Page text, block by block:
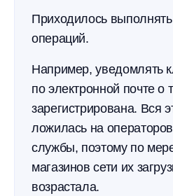
Приходилось
операций.
Например, уведомлять
по электронной почте о
зарегистрирована. Вся
ложилась на
службы, поэтому по
магазинов сети их
возрастала.